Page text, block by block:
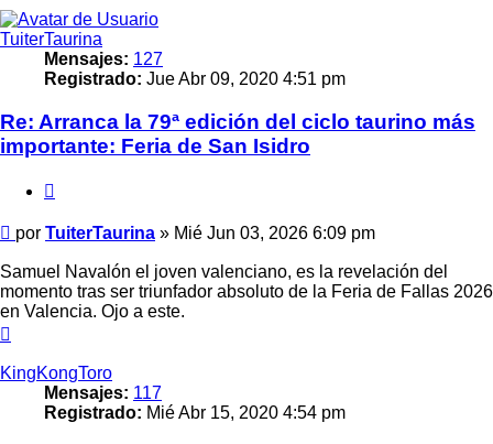
TuiterTaurina
Mensajes: 127
Registrado: Jue Abr 09, 2020 4:51 pm
Re: Arranca la 79ª edición del ciclo taurino más
importante: Feria de San Isidro
Mensaje
por TuiterTaurina » Mié Jun 03, 2026 6:09 pm
Samuel Navalón el joven valenciano, es la revelación del
momento tras ser triunfador absoluto de la Feria de Fallas 2026
en Valencia. Ojo a este.
KingKongToro
Mensajes: 117
Registrado: Mié Abr 15, 2020 4:54 pm